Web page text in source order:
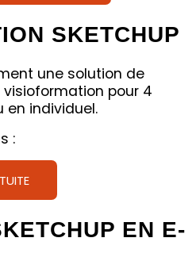
SKETCHUP
une solution de
pour 4
individuel.
:
EN E-